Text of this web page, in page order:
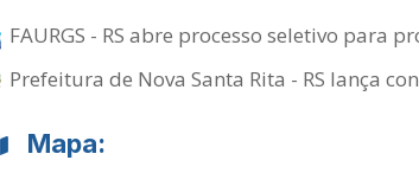
FAURGS - RS abre processo seletivo para
Prefeitura de Nova Santa Rita - RS lança
Mapa: